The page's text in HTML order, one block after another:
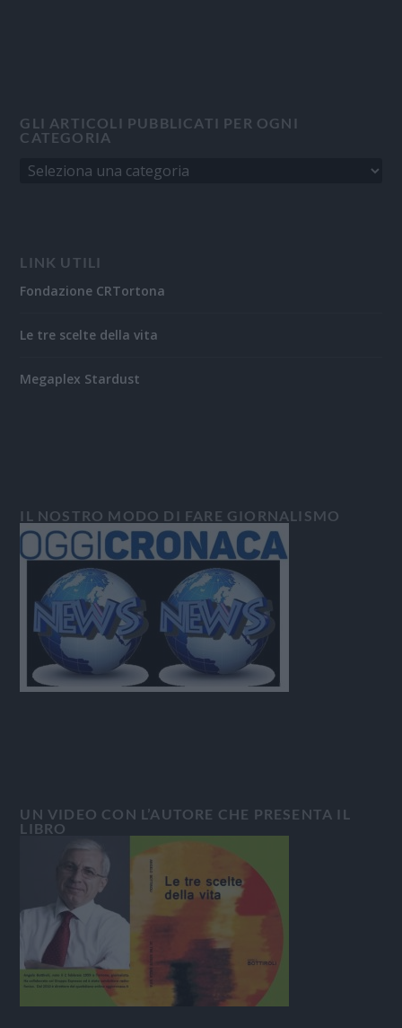
GLI ARTICOLI PUBBLICATI PER OGNI
CATEGORIA
LINK UTILI
Fondazione CRTortona
Le tre scelte della vita
Megaplex Stardust
IL NOSTRO MODO DI FARE GIORNALISMO
UN VIDEO CON L’AUTORE CHE PRESENTA IL
LIBRO